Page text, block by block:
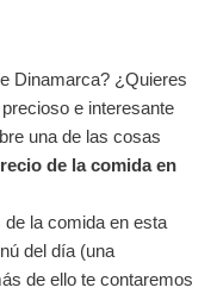
Dinamarca? ¿Quieres
e interesante
una de las cosas
de la comida en
la comida en esta
del día (una
de ello te contaremos